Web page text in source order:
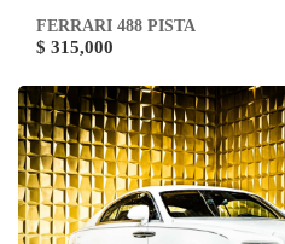
FERRARI 488 PISTA
$ 315,000